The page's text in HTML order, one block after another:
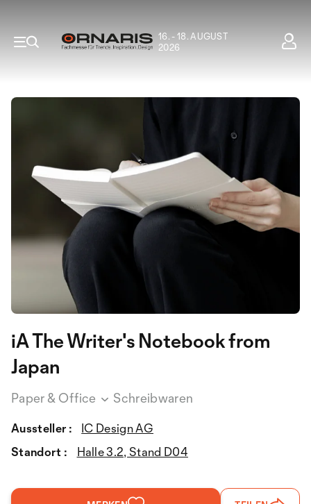
16. - 18. AUGUST
2026
iA The Writer's Notebook from
Japan
Paper & Office Schreibwaren
Aussteller :
IC Design AG
Standort :
Halle 3.2, Stand D04